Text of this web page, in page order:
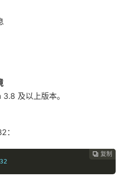
及以上版本。
：
 复制
 复制
 复制
 复制
 复制
 复制
 复制
 复制
 复制
 复制